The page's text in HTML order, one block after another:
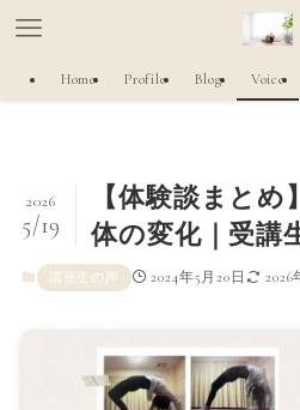
Home Profile Blog Voice
【体験談まとめ
体の変化｜受講
2026
5/19
講座生の声 2024年5月20日 2026